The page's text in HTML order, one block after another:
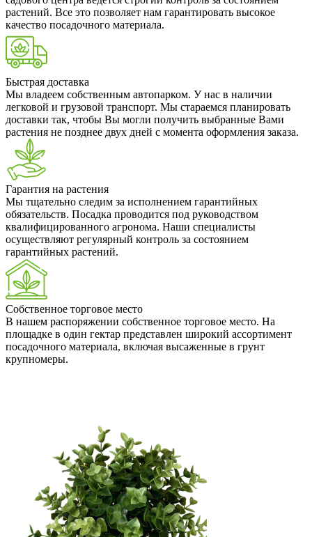
растений. Все это позволяет нам гарантировать высокое
качество посадочного материала.
Быстрая доставка
Мы владеем собственным автопарком. У нас в наличии
легковой и грузовой транспорт. Мы стараемся планировать
доставки так, чтобы Вы могли получить выбранные Вами
растения не позднее двух дней с момента оформления заказа.
Гарантия на растения
Мы тщательно следим за исполнением гарантийных
обязательств. Посадка проводится под руководством
квалифицированного агронома. Наши специалисты
осуществляют регулярный контроль за состоянием
гарантийных растений.
Собственное торговое место
В нашем распоряжении собственное торговое место. На
площадке в один гектар представлен широкий ассортимент
посадочного материала, включая высаженные в грунт
крупномеры.